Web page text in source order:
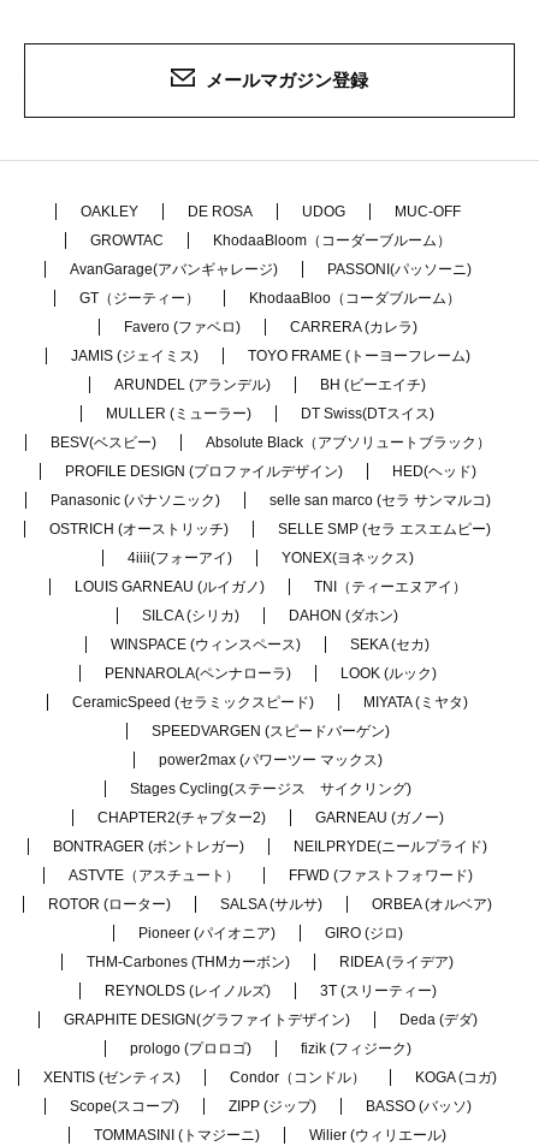
メールマガジン登録
OAKLEY DE ROSA UDOG
MUC-OFF
GROWTAC
KhodaaBloom（コーダーブルーム）
AvanGarage(アバンギャレージ)
PASSONI(パッソーニ)
GT（ジーティー）
KhodaaBloo（コーダブルーム）
Favero (ファベロ)
CARRERA (カレラ)
JAMIS (ジェイミス)
TOYO FRAME (トーヨーフレーム)
ARUNDEL (アランデル)
BH (ビーエイチ)
MULLER (ミューラー)
DT Swiss(DTスイス)
BESV(ベスビー)
Absolute Black（アブソリュートブラック）
PROFILE DESIGN (プロファイルデザイン)
HED(ヘッド)
Panasonic (パナソニック)
selle san marco (セラ サンマルコ)
OSTRICH (オーストリッチ)
SELLE SMP (セラ エスエムピー)
4iiii(フォーアイ)
YONEX(ヨネックス)
LOUIS GARNEAU (ルイガノ)
TNI（ティーエヌアイ）
SILCA (シリカ)
DAHON (ダホン)
WINSPACE (ウィンスペース)
SEKA (セカ)
PENNAROLA(ペンナローラ)
LOOK (ルック)
CeramicSpeed (セラミックスピード)
MIYATA (ミヤタ)
SPEEDVARGEN (スピードバーゲン)
power2max (パワーツー マックス)
Stages Cycling(ステージス サイクリング)
CHAPTER2(チャプター2)
GARNEAU (ガノー)
BONTRAGER (ボントレガー)
NEILPRYDE(ニールプライド)
ASTVTE（アスチュート）
FFWD (ファストフォワード)
ROTOR (ローター)
SALSA (サルサ)
ORBEA (オルベア)
Pioneer (パイオニア)
GIRO (ジロ)
THM-Carbones (THMカーボン)
RIDEA (ライデア)
REYNOLDS (レイノルズ)
3T (スリーティー)
GRAPHITE DESIGN(グラファイトデザイン)
Deda (デダ)
prologo (プロロゴ)
fizik (フィジーク)
XENTIS (ゼンティス)
Condor（コンドル）
KOGA (コガ)
Scope(スコープ)
ZIPP (ジップ)
BASSO (バッソ)
TOMMASINI (トマジーニ)
Wilier (ウィリエール)